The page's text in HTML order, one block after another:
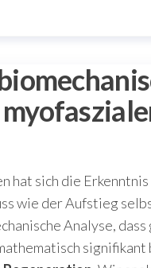
hat sich die
wie der Aufstieg
Analyse,
signifikant